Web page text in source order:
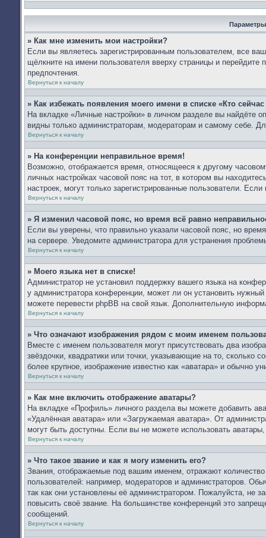
Параметры
» Как мне изменить мои настройки?
Если вы являетесь зарегистрированным пользователем, все
щёлкните на имени пользователя вверху страницы и перейдите
предпочтения.
Вернуться к началу
» Как избежать появления моего имени в списке «Кто
На вкладке «Личные настройки» в личном разделе вы найдёте
видны только администраторам, модераторам и самому себе.
Вернуться к началу
» На конференции неправильное время!
Возможно, отображается время, относящееся к другому
личных настройках часовой пояс на тот, в котором вы
настроек, могут только зарегистрированные пользователи.
Вернуться к началу
» Я изменил часовой пояс, но время всё равно
Если вы уверены, что правильно указали часовой пояс, но
на сервере. Уведомите администратора для устранения
Вернуться к началу
» Моего языка нет в списке!
Администратор не установил поддержку вашего языка на
у администратора конференции, может ли он установить
можете перевести phpBB на свой язык. Дополнительную
Вернуться к началу
» Что означают изображения рядом с моим именем
Вместе с именем пользователя могут присутствовать два
звёздочки, квадратики или точки, указывающие на то, сколько
более крупное, изображение известно как «аватара» и обычно
Вернуться к началу
» Как мне включить отображение аватары?
На вкладке «Профиль» личного раздела вы можете добавить
«Удалённая аватара» или «Загружаемая аватара». От
могут быть доступны. Если вы не можете использовать
Вернуться к началу
» Что такое звание и как я могу изменить его?
Звания, отображаемые под вашим именем, отражают
пользователей: например, модераторов и администраторов.
так как они установлены её администратором. Пожалуйста, не
повысить своё звание. На большинстве конференций это
сообщений.
Вернуться к началу